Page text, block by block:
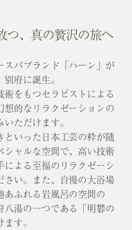
、 真の贅沢の旅へ
スパブランド「ハーン」が
府に誕生。
をもつセラピストによる
想的なリラクゼーションの
ただけます。
といった日本工芸の粋が随
シャルな空間で、高い技術
による至福のリラクゼーシ
さい。また、自慢の大浴場
あふれる岩風呂の空間の
八湯の一つである「明礬の
す。